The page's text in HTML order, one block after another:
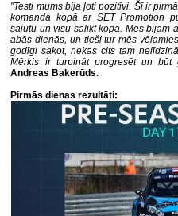
''Testi mums bija ļoti pozitīvi. Šī ir
komanda kopā ar SET Promotion
sajūtu un visu salikt kopā. Mēs bijām
abās dienās, un tieši tur mēs
godīgi sakot, nekas cits tam
Mērķis ir turpināt progresēt un būt
Andreas Bakerūds.
Pirmās dienas rezultāti: